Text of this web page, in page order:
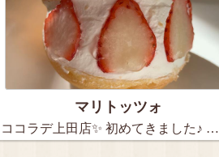
マリトッツォ
ココラデ上田店✨ 初めてきました♪ …